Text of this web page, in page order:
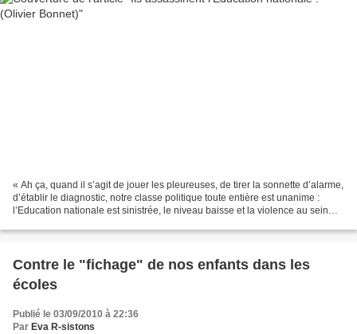
« Ah ça, quand il s’agit de jouer les pleureuses, de tirer la sonnette d’alarme,
d’établir le diagnostic, notre classe politique toute entière est unanime :
l’Education nationale est sinistrée, le niveau baisse et la violence au sein
Contre le "fichage" de nos enfants dans les
écoles
Publié le 03/09/2010 à 22:36
Par Eva R-sistons